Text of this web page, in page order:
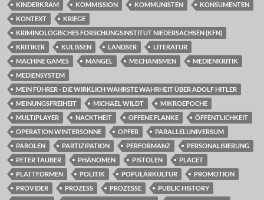
KINDERKRAM
KOMMISSION KOMMUNISTEN
KONSUMENTEN
KONTEXT
KRIEGE
KRIMINOLOGISCHES FORSCHUNGSINSTITUT NIEDERSACHSEN (KFN)
KRITIKER
KULISSEN LANDSER
LITERATUR
MACHINE GAMES
MANGEL MECHANISMEN
MEDIENKRITIK
MEDIENSYSTEM
MEIN FÜHRER - DIE WIRKLICH WAHRSTE WAHRHEIT ÜBER ADOLF HITLER
MEINUNGSFREIHEIT
MICHAEL WILDT
MIKROEPOCHE
MULTIPLAYER
NACKTHEIT OFFENE FLANKE
ÖFFENTLICHKEIT
OPERATION WINTERSONNE
OPFER
PARALLELUNIVERSUM
PAROLEN
PARTIZIPATION PERFORMANZ
PERSONALISIERUNG
PETER TAUBER
PHÄNOMEN PISTOLEN
PLACET
PLATTFORMEN
POLITIK POPULÄRKULTUR
PROMOTION
PROVIDER
PROZESS PROZESSE
PUBLIC HISTORY